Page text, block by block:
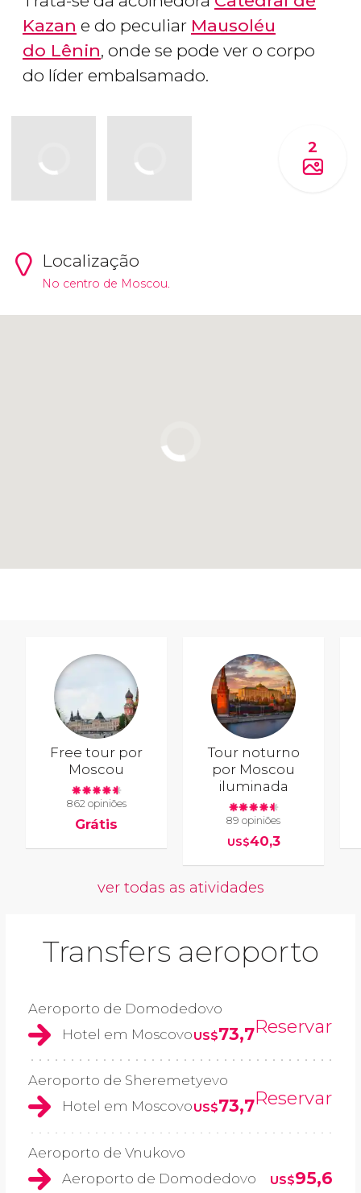
Kazan e do peculiar Mausoléu
do Lênin, onde se pode ver o corpo
do líder embalsamado.
2
Localização
No centro de Moscou.
Free tour por
Moscou
862 opiniões
Grátis
Tour noturno
por Moscou
iluminada
89 opiniões
US$40,3
ver todas as atividades
Transfers aeroporto
Aeroporto de Domodedovo
Hotel em MoscovoUS$73,7Reservar
Aeroporto de Sheremetyevo
Hotel em MoscovoUS$73,7Reservar
Aeroporto de Vnukovo
Aeroporto de Domodedovo
US$95,6